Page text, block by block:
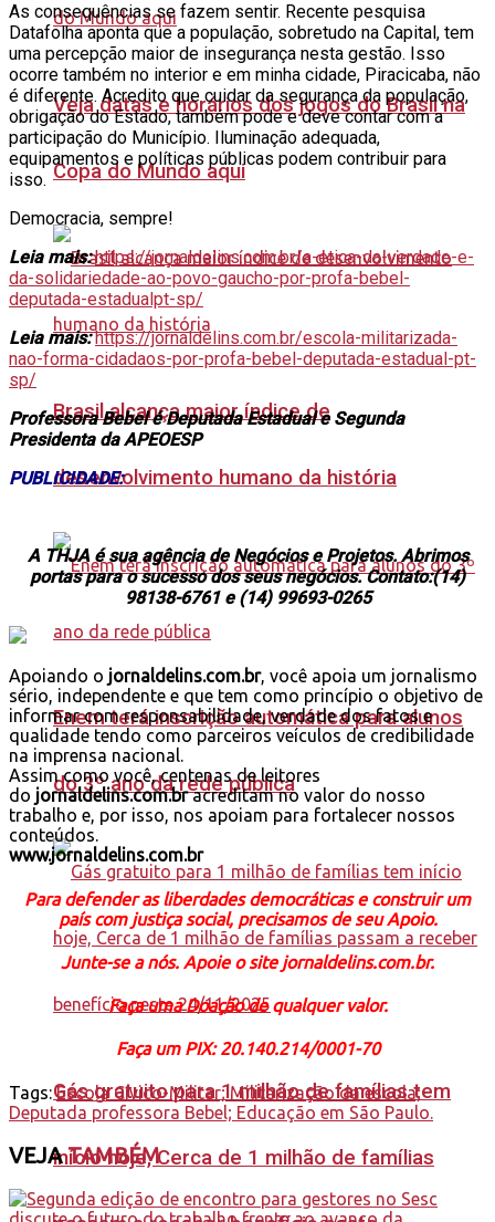
Veja datas e horários dos jogos do Brasil na
Copa do Mundo aqui
Brasil alcança maior índice de
desenvolvimento humano da história
Enem terá inscrição automática para alunos
do 3º ano da rede pública
Gás gratuito para 1 milhão de famílias tem
início hoje, Cerca de 1 milhão de famílias
As consequências se fazem sentir. Recente pesquisa
Datafolha aponta que a população, sobretudo na Capital, tem
uma percepção maior de insegurança nesta gestão. Isso
ocorre também no interior e em minha cidade, Piracicaba, não
é diferente. Acredito que cuidar da segurança da população,
obrigação do Estado, também pode e deve contar com a
participação do Município. Iluminação adequada,
equipamentos e políticas públicas podem contribuir para
isso.
Democracia, sempre!
Leia mais:https://jornaldelins.com.br/a-etica-da-verdade-e-
da-solidariedade-ao-povo-gaucho-por-profa-bebel-
deputada-estadualpt-sp/
Leia mais:https://jornaldelins.com.br/escola-militarizada-
nao-forma-cidadaos-por-profa-bebel-deputada-estadual-pt-
sp/
Professora Bebel é Deputada Estadual e Segunda
Presidenta da APEOESP
PUBLICIDADE:
A THJA é sua agência de Negócios e Projetos. Abrimos
portas para o sucesso dos seus negócios. Contato:(14)
98138-6761 e (14) 99693-0265
Apoiando o jornaldelins.com.br, você apoia um jornalismo
sério, independente e que tem como princípio o objetivo de
informar com responsabilidade, verdade dos fatos e
qualidade tendo como parceiros veículos de credibilidade
na imprensa nacional.
Assim como você, centenas de leitores
do jornaldelins.com.bracreditam no valor do nosso
trabalho e, por isso, nos apoiam para fortalecer nossos
conteúdos.
www.jornaldelins.com.br
Para defender as liberdades democráticas e construir um
país com justiça social, precisamos de seu Apoio.
Junte-se a nós. Apoie o site jornaldelins.com.br.
Faça uma Doação de qualquer valor.
Faça um PIX: 20.140.214/0001-70
Tags: Escola Cívico-Militar; Militarização da escola;
Deputada professora Bebel; Educação em São Paulo.
VEJATAMBÉM